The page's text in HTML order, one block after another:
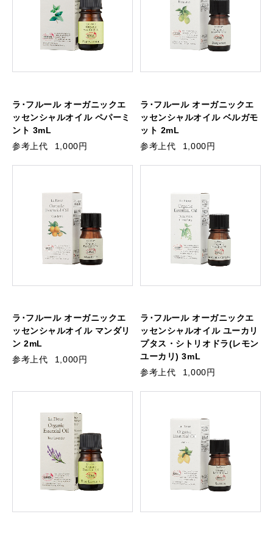
ラ･フルール オーガニックエ
ッセンシャルオイル ペパーミ
ント 3mL
参考上代
1,000円
ラ･フルール オーガニックエ
ッセンシャルオイル ベルガモ
ット 2mL
参考上代
1,000円
ラ･フルール オーガニックエ
ッセンシャルオイル マンダリ
ン 2mL
参考上代
1,000円
ラ･フルール オーガニックエ
ッセンシャルオイル ユーカリ
プタス・シトリオドラ(レモン
ユーカリ) 3mL
参考上代
1,000円